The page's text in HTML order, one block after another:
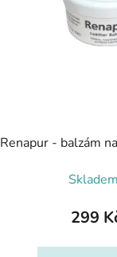
Renapur - balzám
299